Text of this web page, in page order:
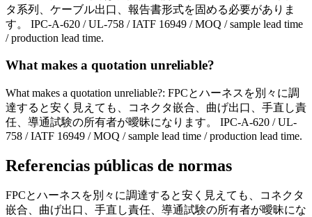
タ系列、ケーブル出口、報告書形式を固める必要がありま
す。 IPC-A-620 / UL-758 / IATF 16949 / MOQ / sample lead time
/ production lead time.
What makes a quotation unreliable?
What makes a quotation unreliable?: FPCとハーネスを別々に調
達すると安く見えても、コネクタ嵌合、曲げ出口、手直し責
任、導通試験の所有者が曖昧になります。 IPC-A-620 / UL-
758 / IATF 16949 / MOQ / sample lead time / production lead time.
Referencias públicas de normas
FPCとハーネスを別々に調達すると安く見えても、コネクタ
嵌合、曲げ出口、手直し責任、導通試験の所有者が曖昧にな